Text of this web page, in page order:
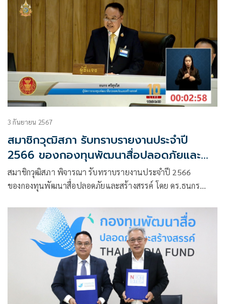
บัดดี้
3 กันยายน 2567
สมาชิกวุฒิสภา รับทราบรายงานประจำปี
2566 ของกองทุนพัฒนาสื่อปลอดภัยและ
สร้างสรรค์
สมาชิกวุฒิสภา พิจารณา รับทราบรายงานประจำปี 2566
ของกองทุนพัฒนาสื่อปลอดภัยและสร้างสรรค์ โดย ดร.ธนกร